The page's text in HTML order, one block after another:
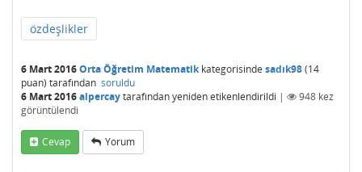
özdeşlikler
6 Mart 2016Orta Öğretim Matematikkategorisinde sadık98(14
puan) tarafından soruldu
6 Mart 2016alpercaytarafındanyeniden etikenlendirildi | 948 kez
görüntülendi
Cevap Yorum